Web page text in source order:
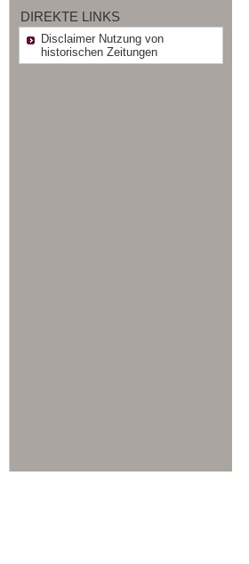
DIREKTE LINKS
Disclaimer Nutzung von
historischen Zeitungen